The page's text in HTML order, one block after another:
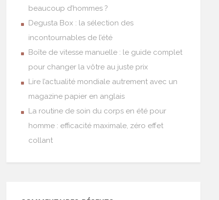
beaucoup d’hommes ?
Degusta Box : la sélection des
incontournables de l’été
Boîte de vitesse manuelle : le guide complet
pour changer la vôtre au juste prix
Lire l’actualité mondiale autrement avec un
magazine papier en anglais
La routine de soin du corps en été pour
homme : efficacité maximale, zéro effet
collant